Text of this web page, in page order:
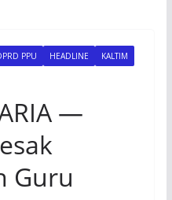
PPU HEADLINE
KALTIM
—
Guru